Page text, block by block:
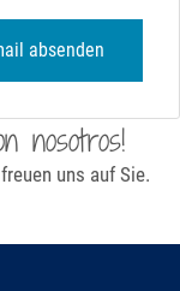
nosotros!
uns auf Sie.